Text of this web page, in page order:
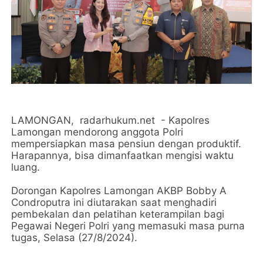
LAMONGAN, radarhukum.net - Kapolres
Lamongan mendorong anggota Polri
mempersiapkan masa pensiun dengan produktif.
Harapannya, bisa dimanfaatkan mengisi waktu
luang.
Dorongan Kapolres Lamongan AKBP Bobby A
Condroputra ini diutarakan saat menghadiri
pembekalan dan pelatihan keterampilan bagi
Pegawai Negeri Polri yang memasuki masa purna
tugas, Selasa (27/8/2024).